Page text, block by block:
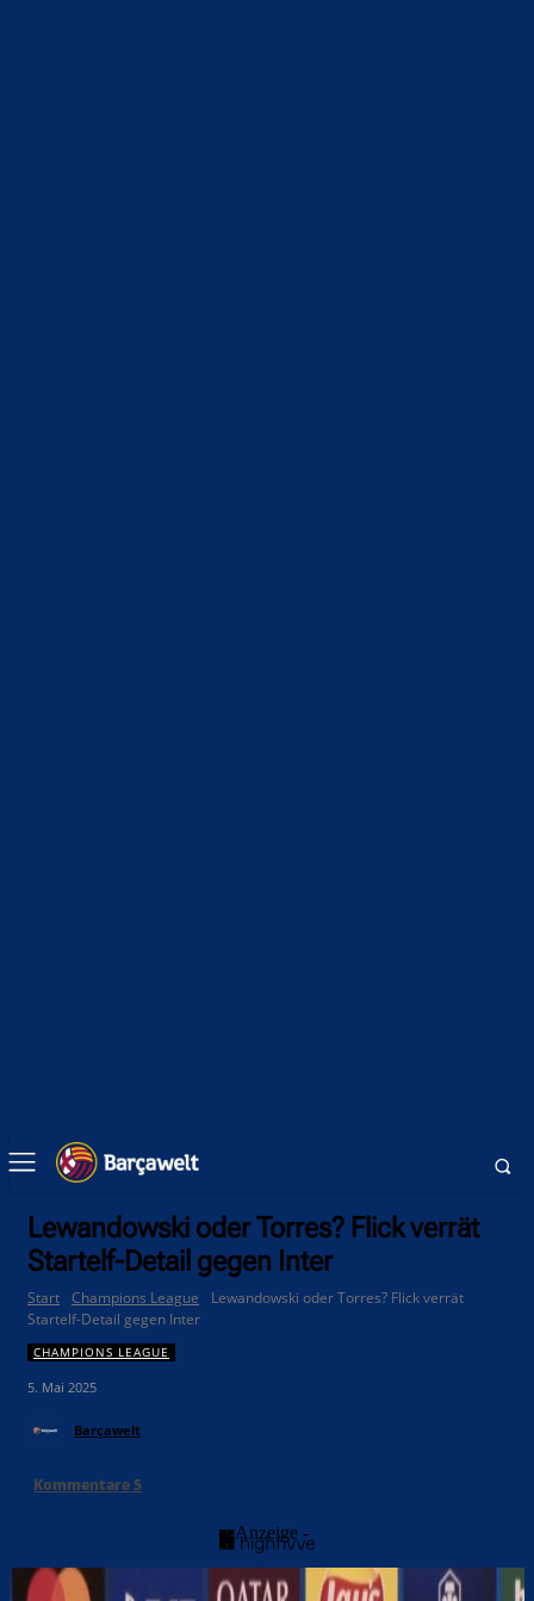
Lewandowski oder Torres? Flick verrät
Startelf-Detail gegen Inter
Start Champions League
Lewandowski oder Torres? Flick verrät
Startelf-Detail gegen Inter
CHAMPIONS LEAGUE
5. Mai 2025
Barçawelt
Kommentare5
- Anzeige -